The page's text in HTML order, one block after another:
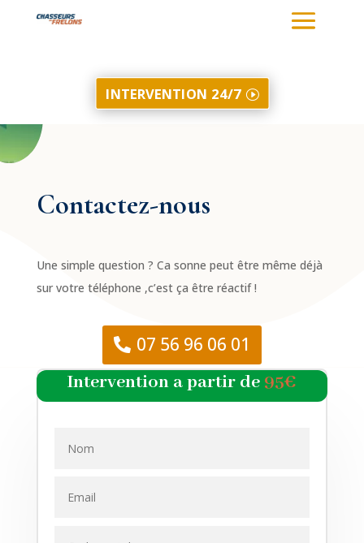
INTERVENTION 24/7
Contactez-nous
Une simple question ? Ca sonne peut être même déjà
sur votre téléphone ,c’est ça être réactif !
07 56 96 06 01
Intervention a partir de 95€